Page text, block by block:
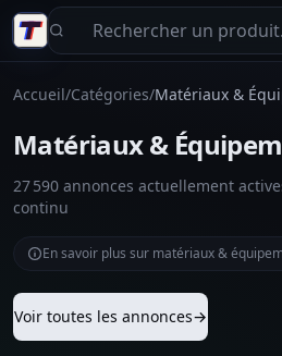
Aller au contenu principal
Accueil/Catégories/Matériaux &
Matériaux &
27 590 annonces actuellement
continu
En savoir plus sur matériaux &
Voir toutes les annonces→